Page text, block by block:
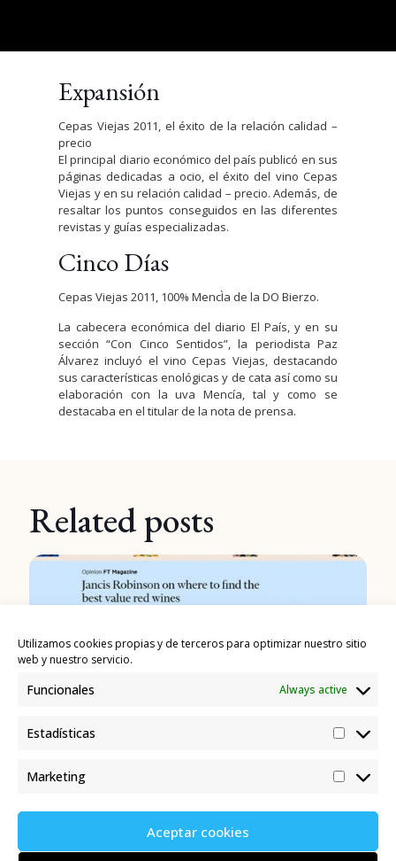
Utilizamos cookies propias y de terceros para optimizar nuestro sitio
web y nuestro servicio.
Funcionales Always active
Estadísticas
Marketing
Aceptar cookies
Expansión
Cepas Viejas 2011, el éxito de la relación calidad –
precio
El principal diario económico del país publicó en sus
páginas dedicadas a ocio, el éxito del vino Cepas
Viejas y en su relación calidad – precio. Además, de
resaltar los puntos conseguidos en las diferentes
revistas y guías especializadas.
Cinco Días
Cepas Viejas 2011, 100% MencÌa de la DO Bierzo.
La cabecera económica del diario El País, y en su
sección “Con Cinco Sentidos”, la periodista Paz
Álvarez incluyó el vino Cepas Viejas, destacando
sus características enológicas y de cata así como su
elaboración con la uva Mencía, tal y como se
destacaba en el titular de la nota de prensa.
Related posts
The FT’s wine correspondent Jancis Robinson tastes Baltos and